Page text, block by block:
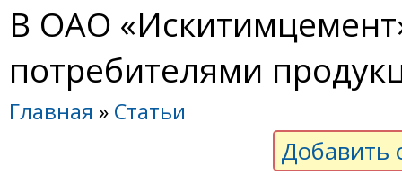
В ОАО
потребителями
Главная » Статьи
Добавить